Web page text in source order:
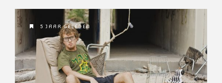
5 JAAR GELEDEN